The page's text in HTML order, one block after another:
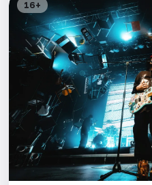
Выставки
Квесты
Экскурсии
Спорт
События
16+